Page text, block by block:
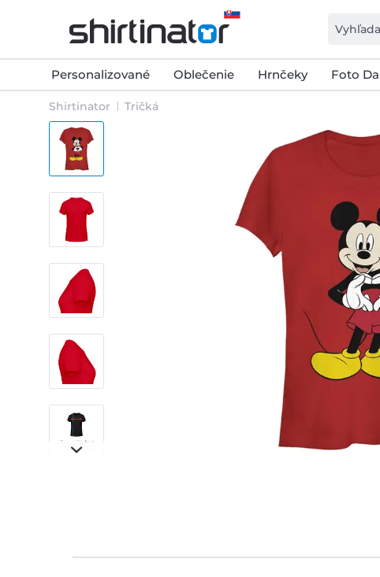
Personalizované Oblečenie Hrnčeky Foto
Shirtinator Tričká